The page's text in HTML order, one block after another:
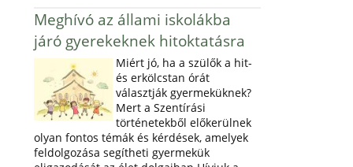
Meghívó az állami iskolákba
járó gyerekeknek hitoktatásra
Miért jó, ha a szülők a hit-
és erkölcstan órát
választják gyermeküknek?
Mert a Szentírási
történetekből előkerülnek
olyan fontos témák és kérdések, amelyek
feldolgozása segítheti gyermekük